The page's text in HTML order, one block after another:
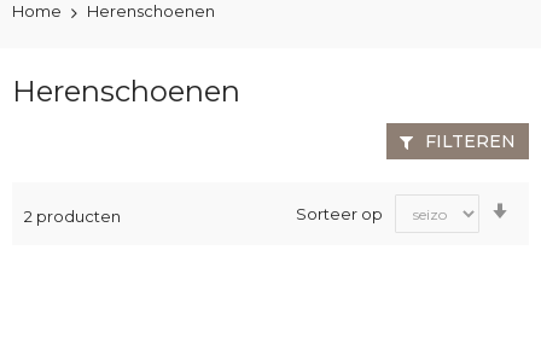
Home Herenschoenen
Herenschoenen
2 producten Sorteer op
FILTEREN